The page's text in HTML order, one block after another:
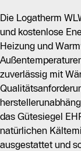
Die Logatherm
und kostenlose
Heizung und
zuverlässig mit
das Gütesiegel
natürlichen
ausgestattet und